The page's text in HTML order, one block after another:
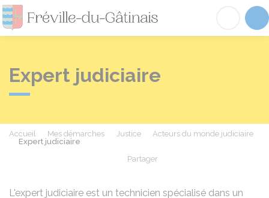
Fréville-du-
Expert judiciaire
Accueil Mes démarches Justice
Acteurs du monde judiciaire
Expert judiciaire
Partager
L'expert judiciaire est un technicien spécialisé dans un